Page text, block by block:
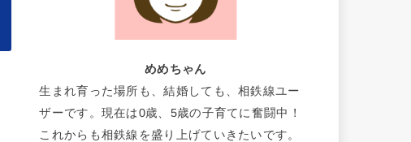
めめちゃん
生まれ育った場所も、結婚しても、相鉄線ユー
ザーです。現在は0歳、5歳の子育てに奮闘中！
これからも相鉄線を盛り上げていきたいです。